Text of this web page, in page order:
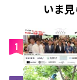
いま
1